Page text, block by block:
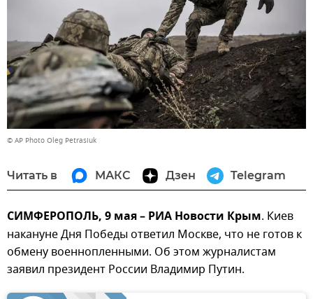
© AP Photo Oleg Petrasiuk
Читать в МАКС Дзен Telegram
СИМФЕРОПОЛЬ, 9 мая – РИА Новости Крым. Киев
накануне Дня Победы ответил Москве, что не готов к
обмену военнопленными. Об этом журналистам
заявил президент России Владимир Путин.